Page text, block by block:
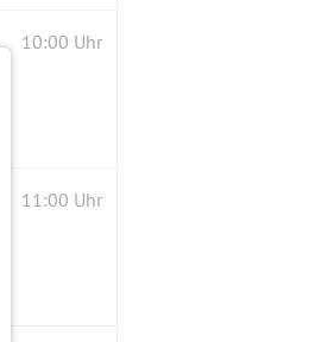
10:00 Uhr
11:00 Uhr